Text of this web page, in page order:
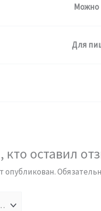
Можно
Для
кто оставил
опубликован.